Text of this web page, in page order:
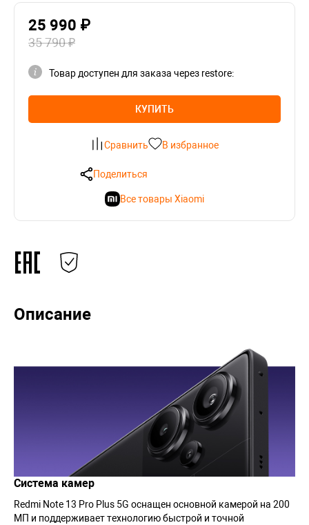
25 990 ₽
35 790 ₽
Товар доступен для заказа через restore:
КУПИТЬ
Сравнить В избранное
Поделиться
Все товары Xiaomi
Описание
Система камер
Redmi Note 13 Pro Plus 5G оснащен основной камерой на 200
МП и поддерживает технологию быстрой и точной